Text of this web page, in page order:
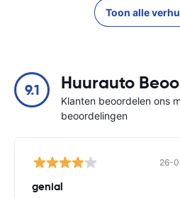
Toon alle
9.1 Huurauto
Klanten beoordelen ons
beoordelingen
26-
genial